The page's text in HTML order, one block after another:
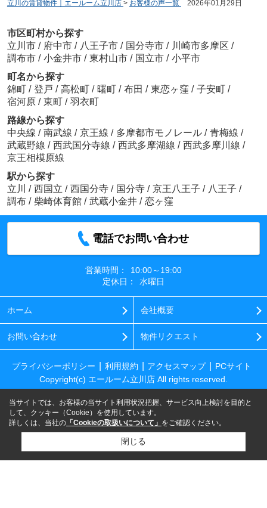
立川の賃貸物件｜エールーム立川店 > お客様の声一覧 2026年01月29日
市区町村から探す
立川市 / 府中市 / 八王子市 / 国分寺市 / 川崎市多摩区 /
調布市 / 小金井市 / 東村山市 / 国立市 / 小平市
町名から探す
錦町 / 登戸 / 高松町 / 曙町 / 布田 / 東恋ヶ窪 / 子安町 /
宿河原 / 東町 / 羽衣町
路線から探す
中央線 / 南武線 / 京王線 / 多摩都市モノレール / 青梅線 /
武蔵野線 / 西武国分寺線 / 西武多摩湖線 / 西武多摩川線 /
京王相模原線
駅から探す
立川
/ 西国立 / 西国分寺 / 国分寺 / 京王八王子 / 八王子 /
調布 / 柴崎体育館 / 武蔵小金井 / 恋ヶ窪
電話でお問い合わせ
営業時間：
10:00～19:00
定休日：
水曜日
ホーム 会社概要
お問い合わせ 物件リクエスト
プライバシーポリシー 利用規約 アクセスマップ
PCサイト
Copyright(c) エールーム立川店 All rights reserved.
当サイトでは、お客様の当サイト利用状況把握、サービス向上検討を目的と
して、クッキー（Cookie）を使用しています。
詳しくは、当社の 「Cookieの取扱いについて」 をご確認ください。
閉じる